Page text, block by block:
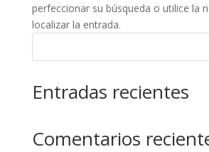
perfeccionar su búsqueda o utilice la
localizar la entrada.
Entradas recientes
Comentarios